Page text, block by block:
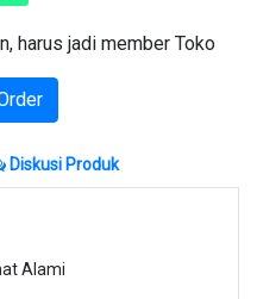
harus jadi member Toko
Diskusi Produk
Alami